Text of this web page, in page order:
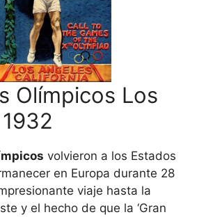
Olímpicos Los
volvieron a los Estados
en Europa durante 28
viaje hasta la
y el hecho de que la ‘Gran